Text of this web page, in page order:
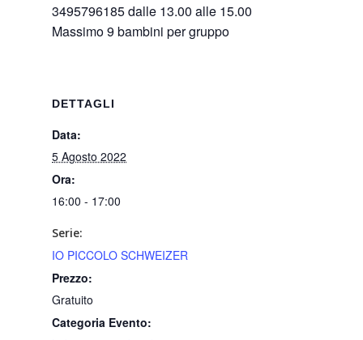
3495796185 dalle 13.00 alle 15.00
Massimo 9 bambini per gruppo
DETTAGLI
Data:
5 Agosto 2022
Ora:
16:00 - 17:00
Serie:
IO PICCOLO SCHWEIZER
Prezzo:
Gratuito
Categoria Evento: